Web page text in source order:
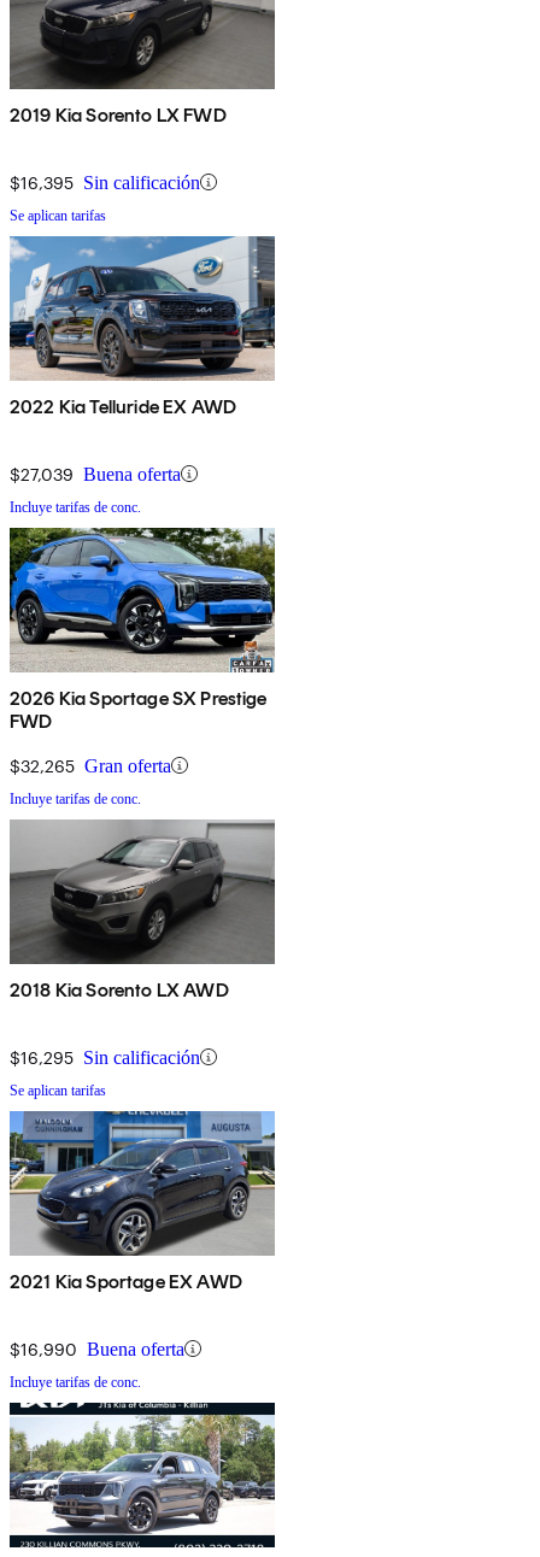
2019 Kia Sorento LX FWD
$16,395 Sin calificación
Se aplican tarifas
2022 Kia Telluride EX AWD
$27,039 Buena oferta
Incluye tarifas de conc.
2026 Kia Sportage SX Prestige
FWD
$32,265 Gran oferta
Incluye tarifas de conc.
2018 Kia Sorento LX AWD
$16,295 Sin calificación
Se aplican tarifas
2021 Kia Sportage EX AWD
$16,990 Buena oferta
Incluye tarifas de conc.